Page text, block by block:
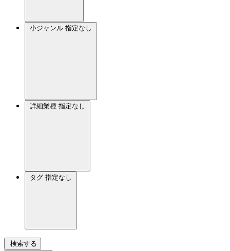
小ジャンル 指定なし
詳細業種 指定なし
タグ 指定なし
検索する